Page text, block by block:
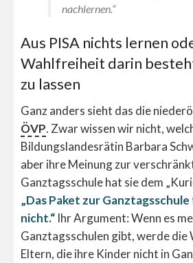
nachlernen.“
Aus PISA nichts lernen
Wahlfreiheit darin
zu lassen
Ganz anders sieht das die
ÖVP. Zwar wissen wir nicht,
Bildungslandesrätin Barbara
aber ihre Meinung zur
Ganztagsschule hat sie dem
„Das Paket zur
nicht.“ Ihr Argument: Wenn es
Ganztagsschulen gibt, werde
Eltern, die ihre Kinder nicht in